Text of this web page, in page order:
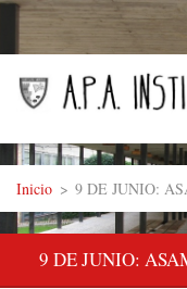
Inicio > 9 DE JUNIO:
9 DE JUNIO: